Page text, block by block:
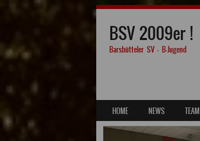
BSV 2009er !
Barsbütteler SV – B-Jugend
MENU
SKIP TO CONTENT
HOME NEWS TEAM